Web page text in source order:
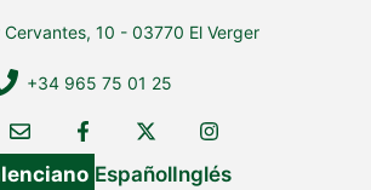
Cervantes, 10 - 03770 El Verger
+34 965 75 01 25
EspañolInglés